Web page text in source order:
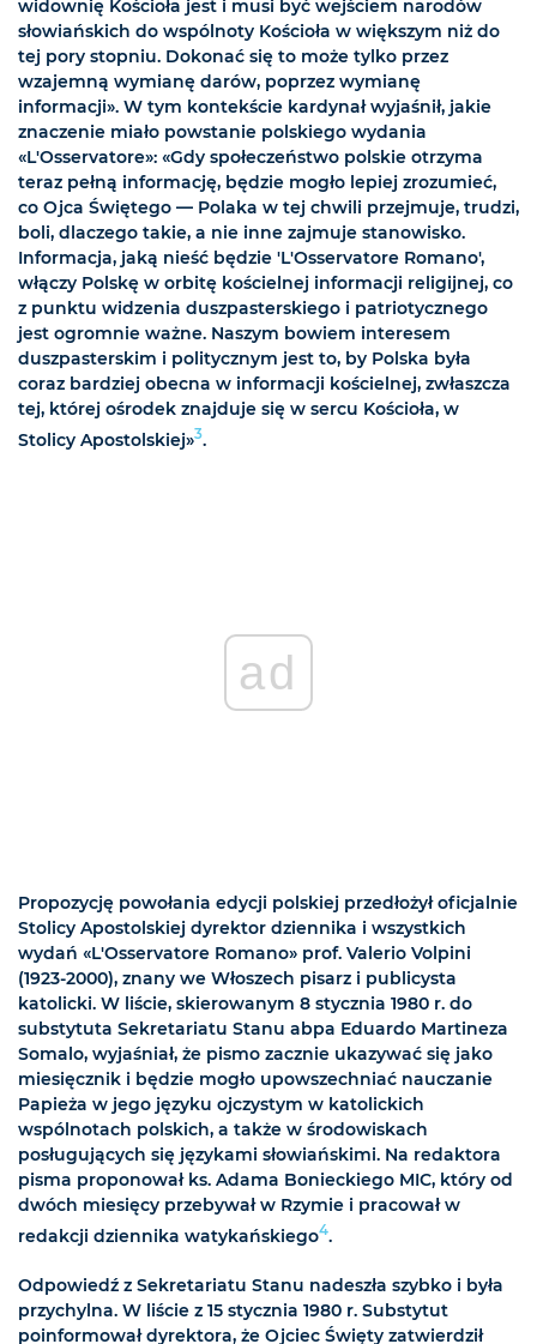
widownię Kościoła jest i musi być wejściem narodów
słowiańskich do wspólnoty Kościoła w większym niż do
tej pory stopniu. Dokonać się to może tylko przez
wzajemną wymianę darów, poprzez wymianę
informacji». W tym kontekście kardynał wyjaśnił, jakie
znaczenie miało powstanie polskiego wydania
«L'Osservatore»: «Gdy społeczeństwo polskie otrzyma
teraz pełną informację, będzie mogło lepiej zrozumieć,
co Ojca Świętego — Polaka w tej chwili przejmuje, trudzi,
boli, dlaczego takie, a nie inne zajmuje stanowisko.
Informacja, jaką nieść będzie 'L'Osservatore Romano',
włączy Polskę w orbitę kościelnej informacji religijnej, co
z punktu widzenia duszpasterskiego i patriotycznego
jest ogromnie ważne. Naszym bowiem interesem
duszpasterskim i politycznym jest to, by Polska była
coraz bardziej obecna w informacji kościelnej, zwłaszcza
tej, której ośrodek znajduje się w sercu Kościoła, w
Stolicy Apostolskiej»3.
ad
Propozycję powołania edycji polskiej przedłożył oficjalnie
Stolicy Apostolskiej dyrektor dziennika i wszystkich
wydań «L'Osservatore Romano» prof. Valerio Volpini
(1923-2000), znany we Włoszech pisarz i publicysta
katolicki. W liście, skierowanym 8 stycznia 1980 r. do
substytuta Sekretariatu Stanu abpa Eduardo Martineza
Somalo, wyjaśniał, że pismo zacznie ukazywać się jako
miesięcznik i będzie mogło upowszechniać nauczanie
Papieża w jego języku ojczystym w katolickich
wspólnotach polskich, a także w środowiskach
posługujących się językami słowiańskimi. Na redaktora
pisma proponował ks. Adama Bonieckiego MIC, który od
dwóch miesięcy przebywał w Rzymie i pracował w
redakcji dziennika watykańskiego4.
Odpowiedź z Sekretariatu Stanu nadeszła szybko i była
przychylna. W liście z 15 stycznia 1980 r. Substytut
poinformował dyrektora, że Ojciec Święty zatwierdził